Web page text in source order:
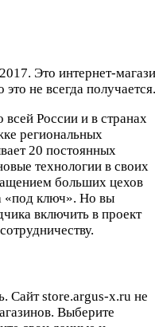
Это интернет-
не всегда
России и в странах
региональных
20 постоянных
технологии в своих
больших цехов
«под ключ». Но вы
включить в проект
Сайт store.argus-x.ru не
Выберите